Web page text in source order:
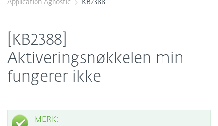
Application Agnostic
KB2388
[KB2388]
Aktiveringsnøkkelen min
fungerer ikke
MERK: